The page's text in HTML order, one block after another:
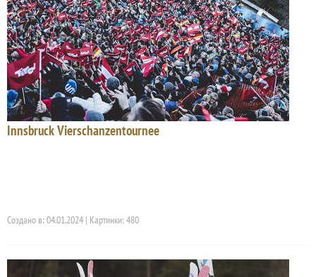
Innsbruck Vierschanzentournee
Создано в: 04.01.2024 | Картинки: 480